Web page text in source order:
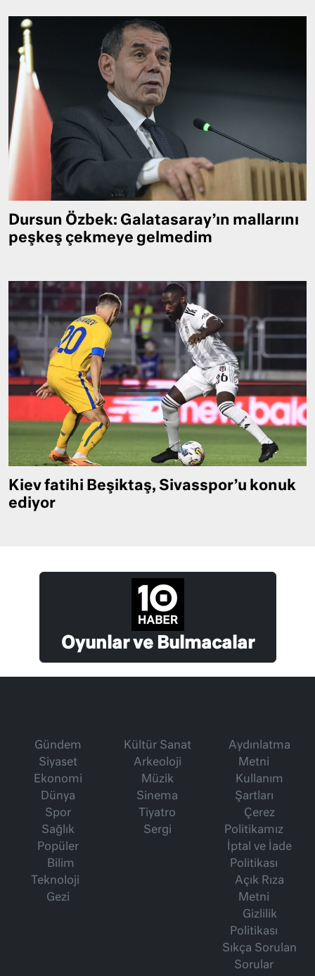
Dursun Özbek: Galatasaray’ın mallarını
peşkeş çekmeye gelmedim
Kiev fatihi Beşiktaş, Sivasspor’u konuk
ediyor
Oyunlar ve Bulmacalar
Gündem
Siyaset
Ekonomi
Dünya
Spor
Sağlık
Popüler
Bilim
Teknoloji
Gezi
Kültür Sanat
Arkeoloji
Müzik
Sinema
Tiyatro
Sergi
Aydınlatma
Metni
Kullanım
Şartları
Çerez
Politikamız
İptal ve İade
Politikası
Açık Rıza
Metni
Gizlilik
Politikası
Sıkça Sorulan
Sorular